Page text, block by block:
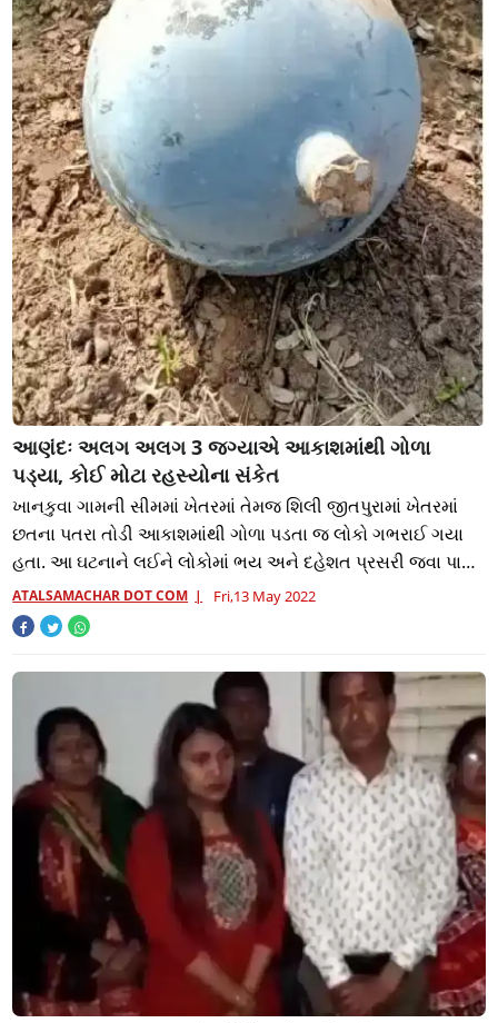
આણંદઃ અલગ અલગ 3 જગ્યાએ આકાશમાંથી ગોળા
પડ્યા, કોઈ મોટા રહસ્યોના સંકેત
ખાનકુવા ગામની સીમમાં ખેતરમાં તેમજ શિલી જીતપુરામાં ખેતરમાં
છતના પતરા તોડી આકાશમાંથી ગોળા પડતા જ લોકો ગભરાઈ ગયા
હતા. આ ઘટનાને લઈને લોકોમાં ભય અને દહેશત પ્રસરી જવા પામી
હતી.
ATALSAMACHAR DOT COM Fri,13 May 2022